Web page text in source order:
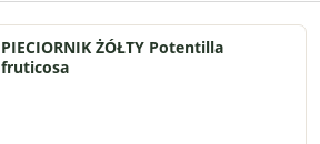
PIECIORNIK ŻÓŁTY Potentilla
fruticosa